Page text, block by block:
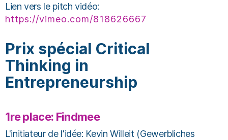
Lien vers le pitch vidéo:
https://vimeo.com/818626667
Prix spécial Critical
Thinking in
Entrepreneurship
1re place: Findmee
L'initiateur de l'idée: Kevin Willeit (Gewerbliches